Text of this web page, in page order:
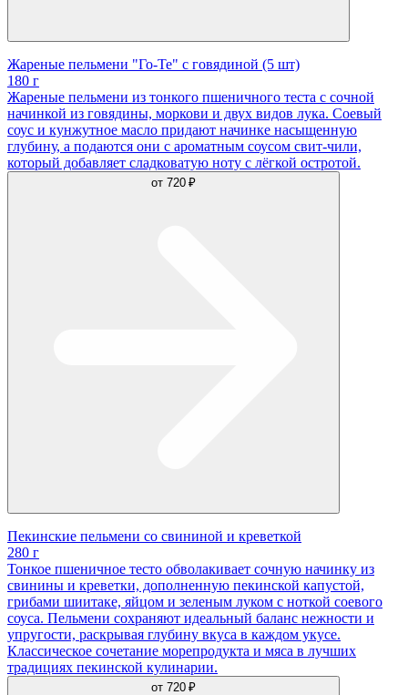
Жареные пельмени "Го-Те" с говядиной (5 шт)
180 г
Жареные пельмени из тонкого пшеничного теста с сочной
начинкой из говядины, моркови и двух видов лука. Соевый
соус и кунжутное масло придают начинке насыщенную
глубину, а подаются они с ароматным соусом свит-чили,
который добавляет сладковатую ноту с лёгкой остротой.
от 720 ₽
Пекинские пельмени со свининой и креветкой
280 г
Тонкое пшеничное тесто обволакивает сочную начинку из
свинины и креветки, дополненную пекинской капустой,
грибами шиитаке, яйцом и зеленым луком с ноткой соевого
соуса. Пельмени сохраняют идеальный баланс нежности и
упругости, раскрывая глубину вкуса в каждом укусе.
Классическое сочетание морепродукта и мяса в лучших
традициях пекинской кулинарии.
от 720 ₽